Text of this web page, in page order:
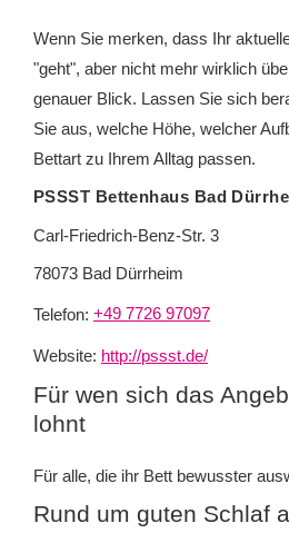
Wenn Sie merken, dass Ihr
"geht", aber nicht mehr wirklich
genauer Blick. Lassen Sie sich
Sie aus, welche Höhe, welcher
Bettart zu Ihrem Alltag passen.
PSSST Bettenhaus Bad
Carl-Friedrich-Benz-Str. 3
78073 Bad Dürrheim
Telefon: +49 7726 97097
Website: http://pssst.de/
Für wen sich das
lohnt
Für alle, die ihr Bett bewusster
Rund um guten Schlaf